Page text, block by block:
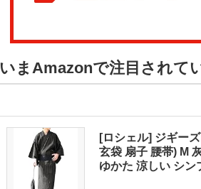
いまAmazonで注目されて
[ロシェル] ジギー
玄袋 扇子 腰帯) M
ゆかた 涼しい シン